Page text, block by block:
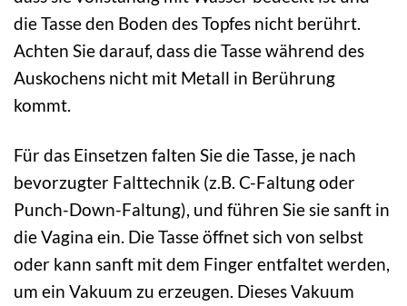
die Tasse den Boden des Topfes nicht berührt.
Achten Sie darauf, dass die Tasse während des
Auskochens nicht mit Metall in Berührung
kommt.
Für das Einsetzen falten Sie die Tasse, je nach
bevorzugter Falttechnik (z.B. C-Faltung oder
Punch-Down-Faltung), und führen Sie sie sanft in
die Vagina ein. Die Tasse öffnet sich von selbst
oder kann sanft mit dem Finger entfaltet werden,
um ein Vakuum zu erzeugen. Dieses Vakuum